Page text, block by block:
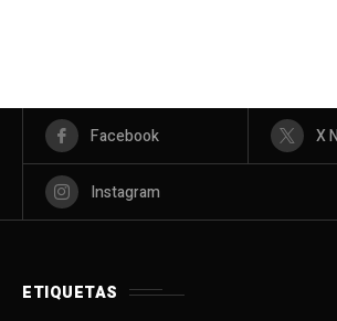
Facebook X
Instagram
ETIQUETAS